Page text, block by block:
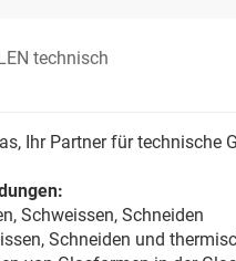
technisch
Ihr Partner für technische
Schweissen, Schneiden
Schneiden und